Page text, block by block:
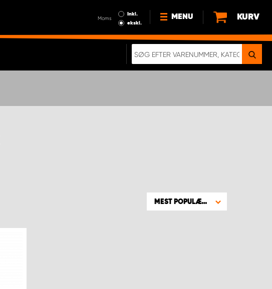
Moms
Inkl.
ekskl.
MENU
HVORFOR VÆLGE WORK
KURV
MEST POPULÆRE